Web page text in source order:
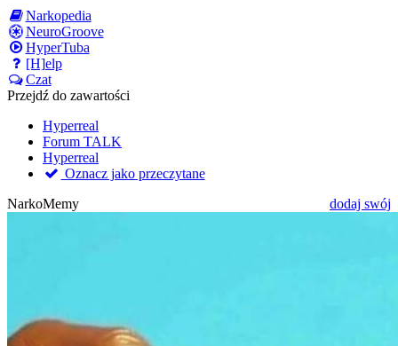
Narkopedia
NeuroGroove
HyperTuba
[H]elp
Czat
Przejdź do zawartości
Hyperreal
Forum TALK
Hyperreal
Oznacz jako przeczytane
NarkoMemy
dodaj swój